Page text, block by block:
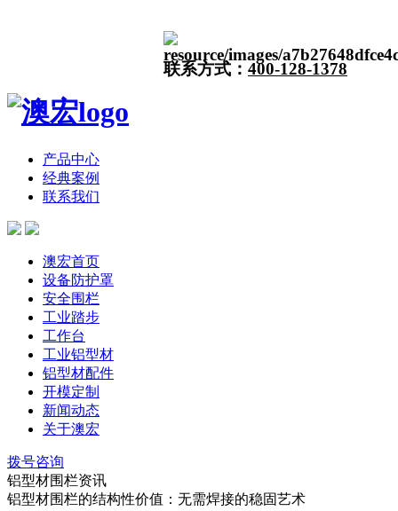
联系方式： 400-128-1378
产品中心
经典案例
联系我们
澳宏首页
设备防护罩
安全围栏
工业踏步
工作台
工业铝型材
铝型材配件
开模定制
新闻动态
关于澳宏
拨号咨询
铝型材围栏资讯
铝型材围栏的结构性价值：无需焊接的稳固艺术